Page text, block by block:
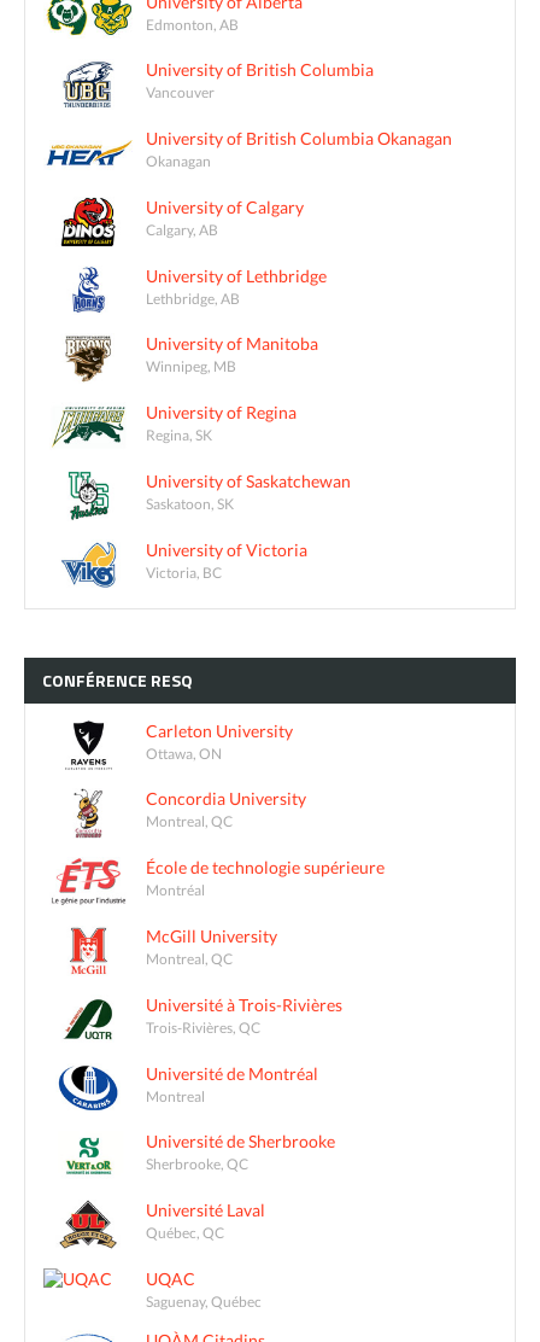
Edmonton, AB
University of British Columbia
Vancouver
University of British Columbia Okanagan
Okanagan
University of Calgary
Calgary, AB
University of Lethbridge
Lethbridge, AB
University of Manitoba
Winnipeg, MB
University of Regina
Regina, SK
University of Saskatchewan
Saskatoon, SK
University of Victoria
Victoria, BC
CONFÉRENCE RESQ
Carleton University
Ottawa, ON
Concordia University
Montreal, QC
École de technologie supérieure
Montréal
McGill University
Montreal, QC
Université à Trois-Rivières
Trois-Rivières, QC
Université de Montréal
Montreal
Université de Sherbrooke
Sherbrooke, QC
Université Laval
Québec, QC
UQAC
Saguenay, Québec